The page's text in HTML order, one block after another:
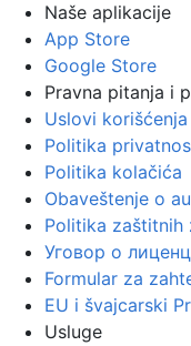
Naše aplikacije
App Store
Google Store
Pravna pitanja i
Uslovi korišćenja
Politika
Politika kolačića
Obaveštenje o
Politika zaštitnih
Уговор о
Formular za
EU i švajcarski
Usluge